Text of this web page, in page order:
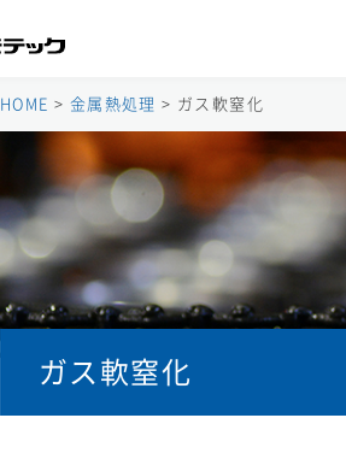
HOME > 金属熱処理 > ガス軟窒化
ガス軟窒化